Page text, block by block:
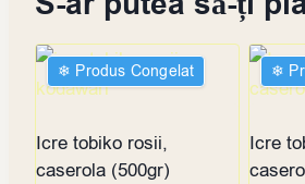
❄︎ Produs Congelat
Icre tobiko rosii,
caserola (500gr)
❄︎
Icre